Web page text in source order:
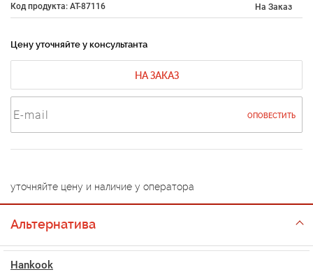
Код продукта: AT-87116 На Заказ
Цену уточняйте у консультанта
НА ЗАКАЗ
ОПОВЕСТИТЬ
уточняйте цену и наличие у оператора
Альтернатива
Hankook